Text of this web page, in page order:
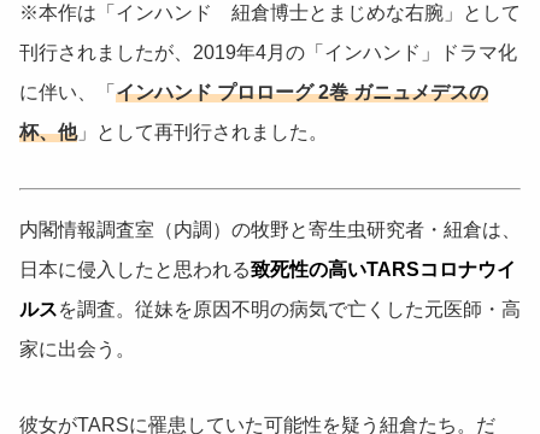
※本作は「インハンド 紐倉博士とまじめな右腕」として
刊行されましたが、2019年4月の「インハンド」ドラマ化
に伴い、「 インハンド プロローグ 2巻 ガニュメデスの
杯、他」として再刊行されました。
内閣情報調査室（内調）の牧野と寄生虫研究者・紐倉は、
日本に侵入したと思われる致死性の高いTARSコロナウイ
ルスを調査。従妹を原因不明の病気で亡くした元医師・高
家に出会う。
彼女がTARSに罹患していた可能性を疑う紐倉たち。だ